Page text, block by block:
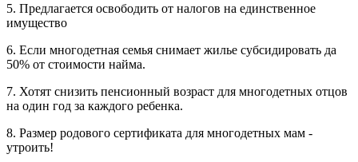
5. Предлагается освободить от налогов на единственное
имущество
6. Если многодетная семья снимает жилье субсидировать да
50% от стоимости найма.
7. Хотят снизить пенсионный возраст для многодетных отцов
на один год за каждого ребенка.
8. Размер родового сертификата для многодетных мам -
утроить!